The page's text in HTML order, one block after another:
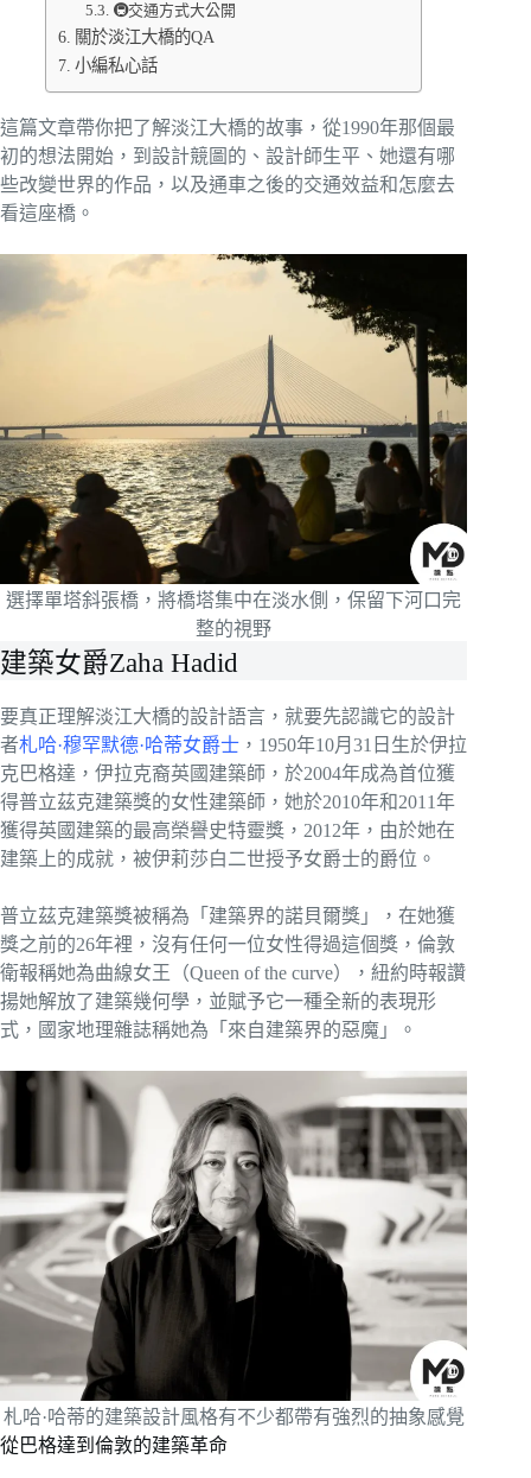
🚇交通方式大公開
關於淡江大橋的QA
小編私心話
這篇文章帶你把了解淡江大橋的故事，從1990年那個最
初的想法開始，到設計競圖的、設計師生平、她還有哪
些改變世界的作品，以及通車之後的交通效益和怎麼去
看這座橋。
選擇單塔斜張橋，將橋塔集中在淡水側，保留下河口完
整的視野
建築女爵Zaha Hadid
要真正理解淡江大橋的設計語言，就要先認識它的設計
者札哈·穆罕默德·哈蒂女爵士 ，1950年10月31日生於伊拉
克巴格達，伊拉克裔英國建築師，於2004年成為首位獲
得普立茲克建築獎的女性建築師，她於2010年和2011年
獲得英國建築的最高榮譽史特靈獎，2012年，由於她在
建築上的成就，被伊莉莎白二世授予女爵士的爵位。
普立茲克建築獎被稱為「建築界的諾貝爾獎」，在她獲
獎之前的26年裡，沒有任何一位女性得過這個獎，倫敦
衛報稱她為曲線女王（Queen of the curve），紐約時報讚
揚她解放了建築幾何學，並賦予它一種全新的表現形
式，國家地理雜誌稱她為「來自建築界的惡魔」。
札哈·哈蒂的建築設計風格有不少都帶有強烈的抽象感覺
從巴格達到倫敦的建築革命